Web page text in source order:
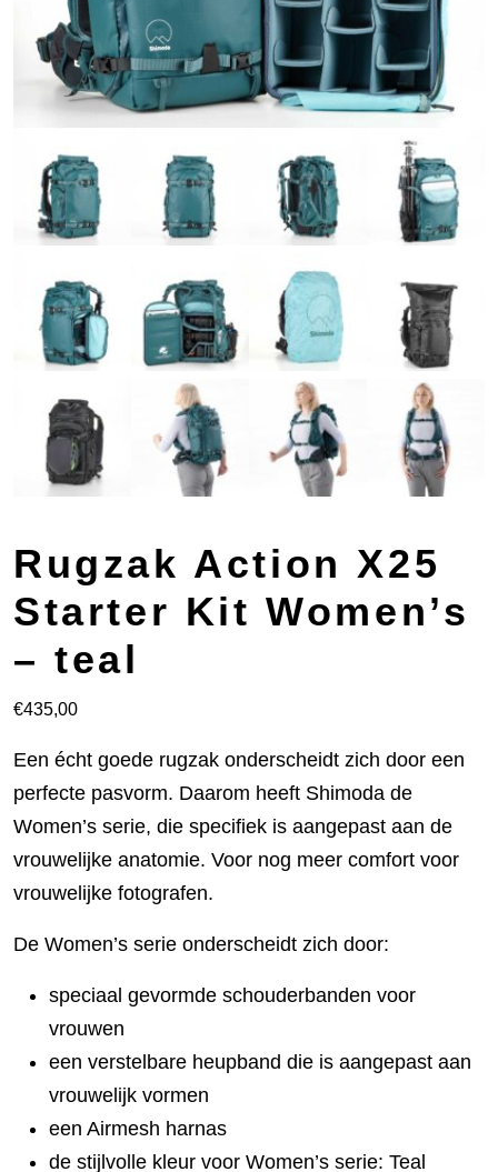
Rugzak Action X25
Starter Kit Women’s
– teal
€435,00
Een écht goede rugzak onderscheidt zich door een
perfecte pasvorm. Daarom heeft Shimoda de
Women’s serie, die specifiek is aangepast aan de
vrouwelijke anatomie. Voor nog meer comfort voor
vrouwelijke fotografen.
De Women’s serie onderscheidt zich door:
speciaal gevormde schouderbanden voor
vrouwen
een verstelbare heupband die is aangepast aan
vrouwelijk vormen
een Airmesh harnas
de stijlvolle kleur voor Women’s serie: Teal